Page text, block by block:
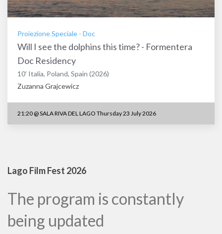
Proiezione Speciale - Doc
Will I see the dolphins this time? - Formentera
Doc Residency
10' Italia, Poland, Spain (2026)
Zuzanna Grajcewicz
21:20 @SALA RIVA DEL LAGO Thursday 23 July 2026
Lago Film Fest 2026
The program is constantly
being updated